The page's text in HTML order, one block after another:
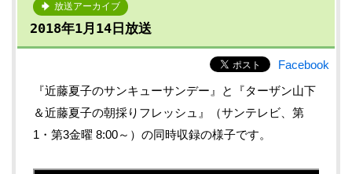
放送アーカイブ
2018年1月14日放送
Facebook
『近藤夏子のサンキューサンデー』と『ターザン山下
＆近藤夏子の朝採りフレッシュ』（サンテレビ、第
1・第3金曜 8:00～）の同時収録の様子です。